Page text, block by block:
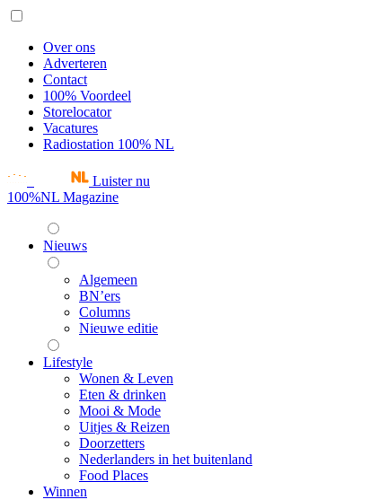
Over ons
Adverteren
Contact
100% Voordeel
Storelocator
Vacatures
Radiostation 100% NL
Luister nu
100%NL Magazine
Nieuws
Algemeen
BN’ers
Columns
Nieuwe editie
Lifestyle
Wonen & Leven
Eten & drinken
Mooi & Mode
Uitjes & Reizen
Doorzetters
Nederlanders in het buitenland
Food Places
Winnen